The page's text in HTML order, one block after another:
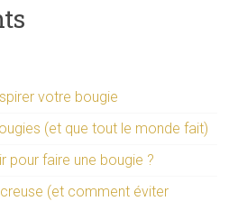
votre bougie
(et que tout le monde fait)
pour faire une bougie ?
(et comment éviter